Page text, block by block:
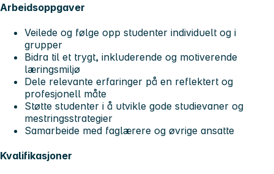
Arbeidsoppgaver
Veilede og følge opp studenter individuelt og i
grupper
Bidra til et trygt, inkluderende og motiverende
læringsmiljø
Dele relevante erfaringer på en reflektert og
profesjonell måte
Støtte studenter i å utvikle gode studievaner og
mestringsstrategier
Samarbeide med faglærere og øvrige ansatte
Kvalifikasjoner